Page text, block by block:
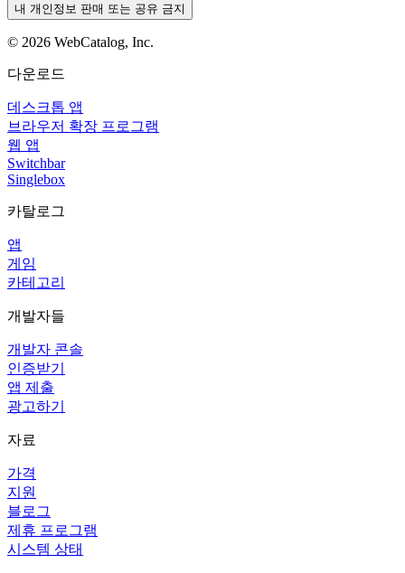
내 개인정보 판매 또는 공유 금지
© 2026 WebCatalog, Inc.
다운로드
데스크톱 앱
브라우저 확장 프로그램
웹 앱
Switchbar
Singlebox
카탈로그
앱
게임
카테고리
개발자들
개발자 콘솔
인증받기
앱 제출
광고하기
자료
가격
지원
블로그
제휴 프로그램
시스템 상태